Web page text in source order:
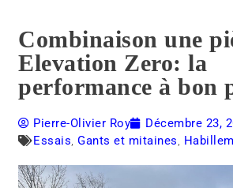
Combinaison une
Elevation Zero: la
performance à bon
Pierre-Olivier Roy Décembre 23,
Essais,Gants et mitaines,